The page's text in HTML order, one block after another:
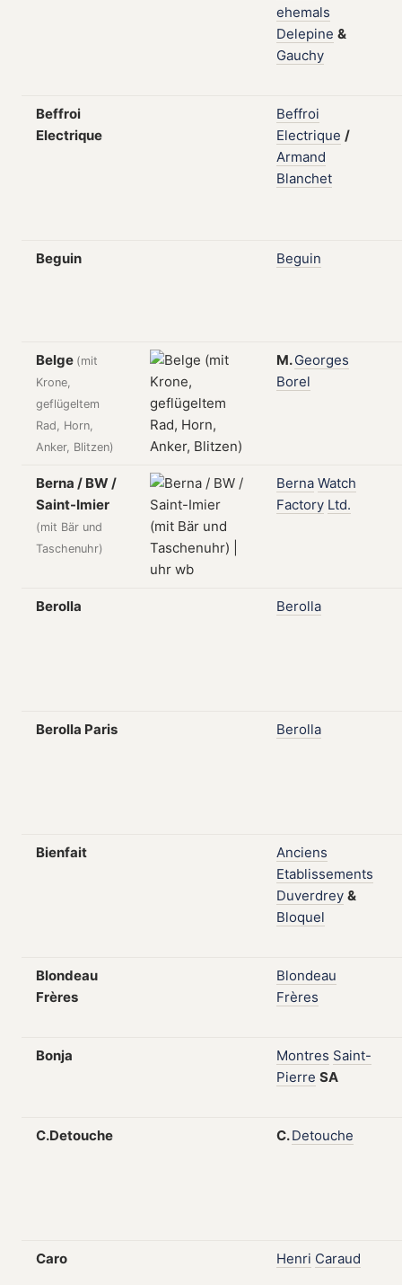
ehemals
Delepine &
Gauchy
Beffroi
Electrique
Beffroi
Electrique /
Armand
Blanchet
Beguin Beguin
Belge (mit
Krone,
geflügeltem
Rad, Horn,
Anker, Blitzen)
M.Georges
Borel
Berna / BW /
Saint-Imier
(mit Bär und
Taschenuhr)
Berna Watch
Factory Ltd.
Berolla Berolla
Berolla Paris Berolla
Bienfait
Anciens
Etablissements
Duverdrey &
Bloquel
Blondeau
Frères
Blondeau
Frères
Bonja Montres Saint-
Pierre SA
C.Detouche C.Detouche
Caro Henri Caraud